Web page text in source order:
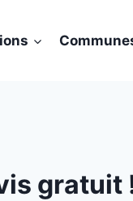
gratuit